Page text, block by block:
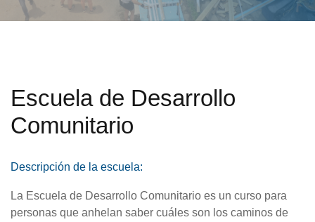
Escuela de Desarrollo
Comunitario
Descripción de la escuela:
La Escuela de Desarrollo Comunitario es un curso para
personas que anhelan saber cuáles son los caminos de